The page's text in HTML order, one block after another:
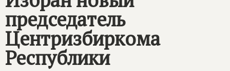
председатель
Центризбиркома
Республики